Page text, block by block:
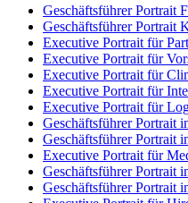
Geschäftsführer Portrait
Geschäftsführer Portrait
Executive Portrait für
Executive Portrait für
Executive Portrait für
Executive Portrait für
Executive Portrait für
Geschäftsführer Portrait
Geschäftsführer Portrait
Executive Portrait für
Geschäftsführer Portrait
Geschäftsführer Portrait